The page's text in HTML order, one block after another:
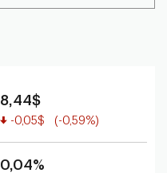
8,44$
Valeur réduite
-0,05$ (-0,59%)
0,04%